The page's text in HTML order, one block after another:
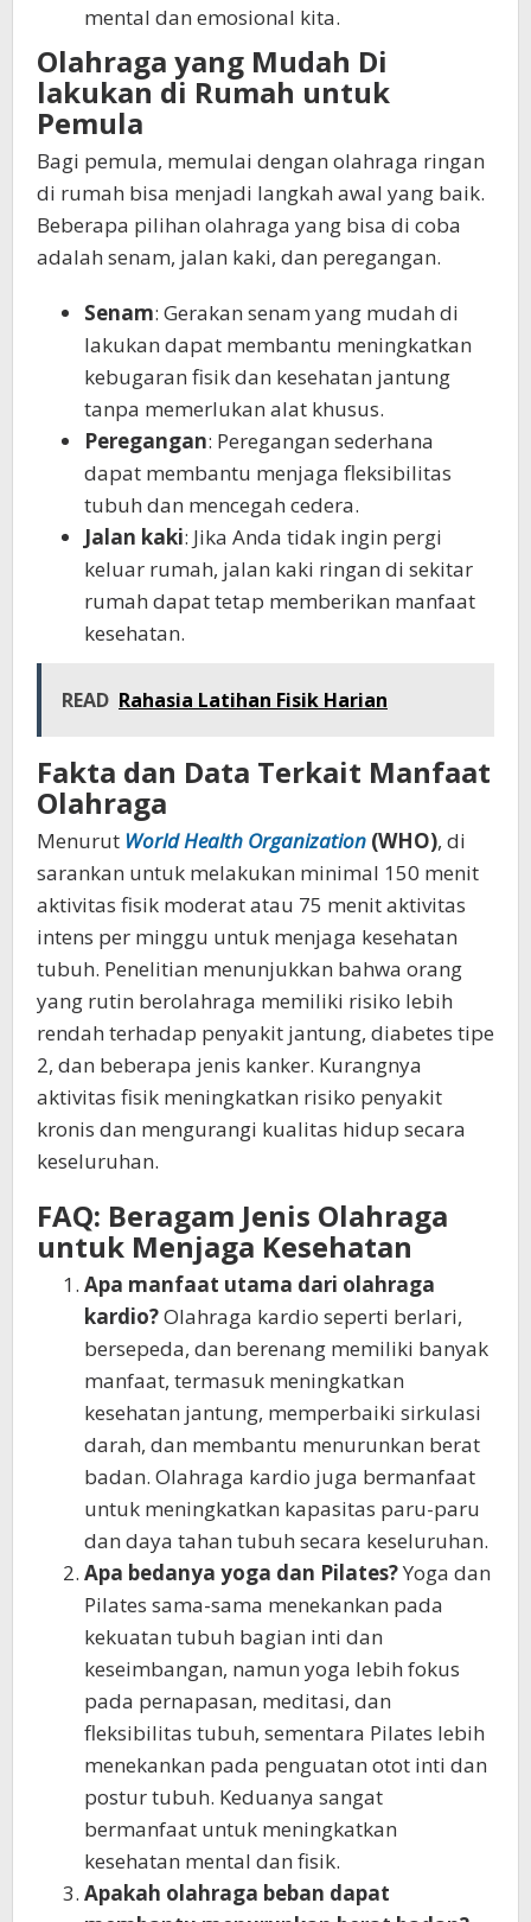
mental dan emosional kita.
Olahraga yang Mudah Di
lakukan di Rumah untuk
Pemula
Bagi pemula, memulai dengan olahraga ringan
di rumah bisa menjadi langkah awal yang baik.
Beberapa pilihan olahraga yang bisa di coba
adalah senam, jalan kaki, dan peregangan.
Senam: Gerakan senam yang mudah di
lakukan dapat membantu meningkatkan
kebugaran fisik dan kesehatan jantung
tanpa memerlukan alat khusus.
Peregangan: Peregangan sederhana
dapat membantu menjaga fleksibilitas
tubuh dan mencegah cedera.
Jalan kaki: Jika Anda tidak ingin pergi
keluar rumah, jalan kaki ringan di sekitar
rumah dapat tetap memberikan manfaat
kesehatan.
READ Rahasia Latihan Fisik Harian
Fakta dan Data Terkait Manfaat
Olahraga
Menurut World Health Organization (WHO), di
sarankan untuk melakukan minimal 150 menit
aktivitas fisik moderat atau 75 menit aktivitas
intens per minggu untuk menjaga kesehatan
tubuh. Penelitian menunjukkan bahwa orang
yang rutin berolahraga memiliki risiko lebih
rendah terhadap penyakit jantung, diabetes tipe
2, dan beberapa jenis kanker. Kurangnya
aktivitas fisik meningkatkan risiko penyakit
kronis dan mengurangi kualitas hidup secara
keseluruhan.
FAQ: Beragam Jenis Olahraga
untuk Menjaga Kesehatan
Apa manfaat utama dari olahraga
kardio?Olahraga kardio seperti berlari,
bersepeda, dan berenang memiliki banyak
manfaat, termasuk meningkatkan
kesehatan jantung, memperbaiki sirkulasi
darah, dan membantu menurunkan berat
badan. Olahraga kardio juga bermanfaat
untuk meningkatkan kapasitas paru-paru
dan daya tahan tubuh secara keseluruhan.
Apa bedanya yoga dan Pilates?Yoga dan
Pilates sama-sama menekankan pada
kekuatan tubuh bagian inti dan
keseimbangan, namun yoga lebih fokus
pada pernapasan, meditasi, dan
fleksibilitas tubuh, sementara Pilates lebih
menekankan pada penguatan otot inti dan
postur tubuh. Keduanya sangat
bermanfaat untuk meningkatkan
kesehatan mental dan fisik.
Apakah olahraga beban dapat